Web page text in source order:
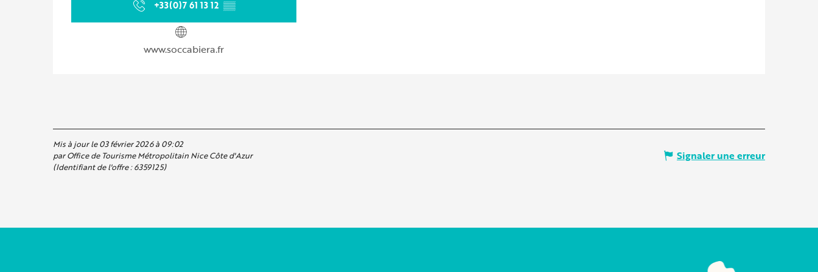
+33(0)7 61 13 12 ▒▒
www.soccabiera.fr
Mis à jour le 03 février 2026 à 09:02
par Office de Tourisme Métropolitain Nice Côte d'Azur
(Identifiant de l'offre :6359125)
Signaler une erreur